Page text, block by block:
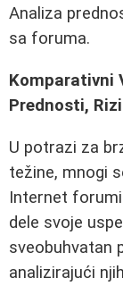
Analiza
sa foruma.
Komparativni
Prednosti,
U potrazi za
težine, mnogi
Internet
dele svoje
sveobuhvatan
analizirajući